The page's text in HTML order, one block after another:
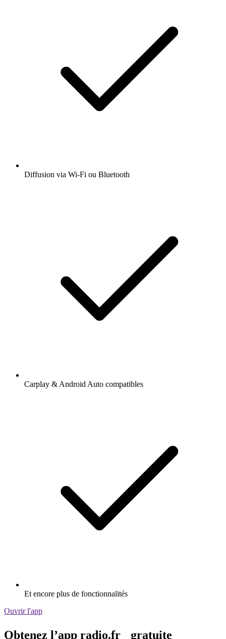
Diffusion via Wi-Fi ou Bluetooth
Carplay & Android Auto compatibles
Et encore plus de fonctionnalités
Ouvrir l'app
Obtenez l’app radio.fr gratuite